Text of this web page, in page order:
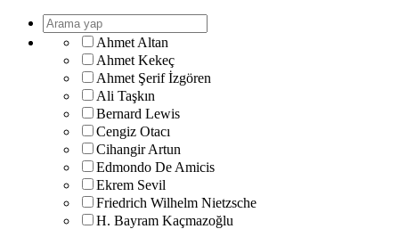
Ahmet Altan
Ahmet Kekeç
Ahmet Şerif İzgören
Ali Taşkın
Bernard Lewis
Cengiz Otacı
Cihangir Artun
Edmondo De Amicis
Ekrem Sevil
Friedrich Wilhelm Nietzsche
H. Bayram Kaçmazoğlu